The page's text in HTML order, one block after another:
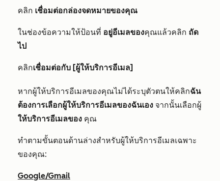
คลิก เชื่อมต่อกล่องจดหมายของคุณ
ในช่องข้อความให้ป้อนที่ อยู่อีเมลของคุณแล้วคลิก ถัด
ไป
คลิกเชื่อมต่อกับ [ผู้ให้บริการอีเมล]
หากผู้ให้บริการอีเมลของคุณไม่ได้ระบุตัวตนให้คลิกฉัน
ต้องการเลือกผู้ให้บริการอีเมลของฉันเอง จากนั้นเลือกผู้
ให้บริการอีเมลของ คุณ
ทำตามขั้นตอนด้านล่างสำหรับผู้ให้บริการอีเมลเฉพาะ
ของคุณ:
Google/Gmail